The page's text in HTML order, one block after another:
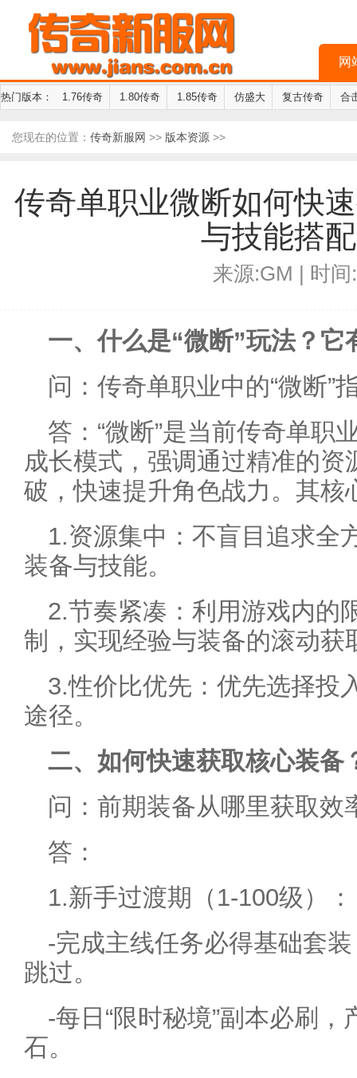
网
热门版本： 1.76传奇 1.80传奇 1.85传奇 仿盛大 复古传奇 合
您现在的位置： 传奇新服网 >> 版本资源 >>
传奇单职业微断如何快
与技能搭
来源:GM | 时间
一、什么是“微断”玩法？它
问：传奇单职业中的“微断”
答：“微断”是当前传奇单职
成长模式，强调通过精准的资
破，快速提升角色战力。其核
1.资源集中：不盲目追求全
装备与技能。
2.节奏紧凑：利用游戏内的
制，实现经验与装备的滚动获
3.性价比优先：优先选择投
途径。
二、如何快速获取核心装备
问：前期装备从哪里获取效
答：
1.新手过渡期（1-100级）：
-完成主线任务必得基础套
跳过。
-每日“限时秘境”副本必刷
石。